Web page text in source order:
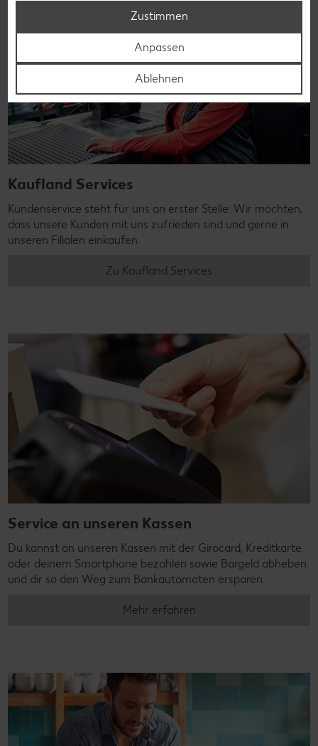
Kaufland Services
Kundenservice steht für uns an erster Stelle: Wir möchten,
dass unsere Kunden mit uns zufrieden sind und gerne in
unseren Filialen einkaufen.
Zu Kaufland Services
Service an unseren Kassen
Du kannst an unseren Kassen mit der Girocard, Kreditkarte
oder deinem Smartphone bezahlen sowie Bargeld abheben
und dir so den Weg zum Bankautomaten ersparen.
Mehr erfahren
Zustimmen
Anpassen
Ablehnen